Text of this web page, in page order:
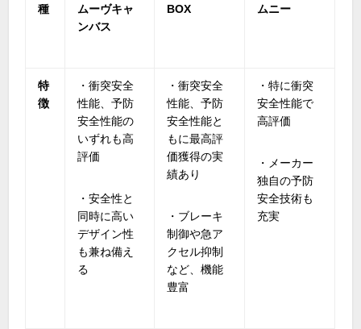
種
ムーヴキャ
ンバス
BOX
ムニー
特
徴
・衝突安全
性能、予防
安全性能の
いずれも高
評価
・安全性と
同時に高い
デザイン性
も兼ね備え
る
・衝突安全
性能、予防
安全性能と
もに最高評
価獲得の実
績あり
・ブレーキ
制御や急ア
クセル抑制
など、機能
豊富
・特に衝突
安全性能で
高評価
・メーカー
独自の予防
安全技術も
充実